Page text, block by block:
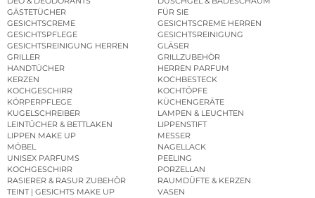
GÄSTETÜCHER
FÜR SIE
GESICHTSCREME
GESICHTSCREME HERREN
GESICHTSPFLEGE
GESICHTSREINIGUNG
GESICHTSREINIGUNG HERREN
GLÄSER
GRILLER
GRILLZUBEHÖR
HANDTÜCHER
HERREN PARFUM
KERZEN
KOCHBESTECK
KOCHGESCHIRR
KOCHTÖPFE
KÖRPERPFLEGE
KÜCHENGERÄTE
KUGELSCHREIBER
LAMPEN & LEUCHTEN
LEINTÜCHER & BETTLAKEN
LIPPENSTIFT
LIPPEN MAKE UP
MESSER
MÖBEL
NAGELLACK
UNISEX PARFUMS
PEELING
KOCHGESCHIRR
PORZELLAN
RASIERER & RASUR ZUBEHÖR
RAUMDÜFTE & KERZEN
TEINT | GESICHTS MAKE UP
VASEN